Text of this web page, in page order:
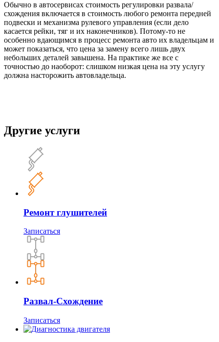
Обычно в автосервисах стоимость регулировки развала/
схождения включается в стоимость любого ремонта передней
подвески и механизма рулевого управления (если дело
касается рейки, тяг и их наконечников). Потому-то не
особенно вдающимся в процесс ремонта авто их владельцам и
может показаться, что цена за замену всего лишь двух
небольших деталей завышена. На практике же все с
точностью до наоборот: слишком низкая цена на эту услугу
должна насторожить автовладельца.
Другие услуги
Ремонт глушителей
Записаться
Развал-Схождение
Записаться